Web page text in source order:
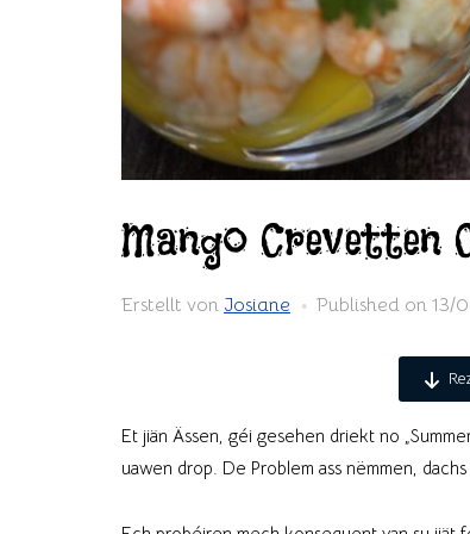
Mango Crevetten
Erstellt von Josiane Published on 13/
Et jiän Ässen, géi gesehen driekt no
uawen drop. De Problem ass nëmmen,